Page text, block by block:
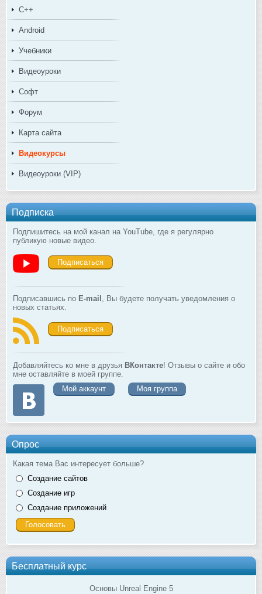
C++
Android
Учебники
Видеоуроки
Софт
Форум
Карта сайта
Видеокурсы
Видеоуроки (VIP)
Подписка
Подпишитесь на мой канал на YouTube, где я регулярно
публикую новые видео.
Подписаться
Подписавшись по E-mail , Вы будете получать уведомления о
новых статьях.
Подписаться
Добавляйтесь ко мне в друзья ВКонтакте! Отзывы о сайте и обо
мне оставляйте в моей группе.
Мой аккаунт
Моя группа
Опрос
Какая тема Вас интересует больше?
Создание сайтов
Создание игр
Создание приложений
Бесплатный курс
Основы Unreal Engine 5